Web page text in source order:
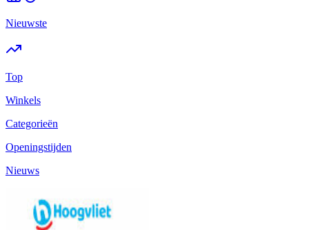
Nieuwste
Top
Winkels
Categorieën
Openingstijden
Nieuws